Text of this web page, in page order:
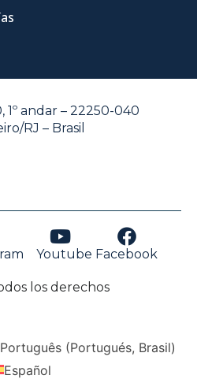
1º andar – 22250-040
RJ – Brasil
Youtube Facebook
los derechos
Português (Portugués, Brasil)
Español